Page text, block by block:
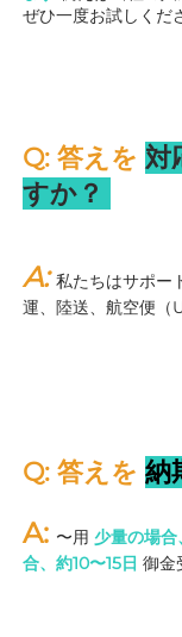
ぜひ一度お試しくだ
Q: 答えを 対
すか？
A: 私たちはサポー
運、陸送、航空便（
Q: 答えを 納
A: 〜用 少量の場
合、約10〜15日 御金